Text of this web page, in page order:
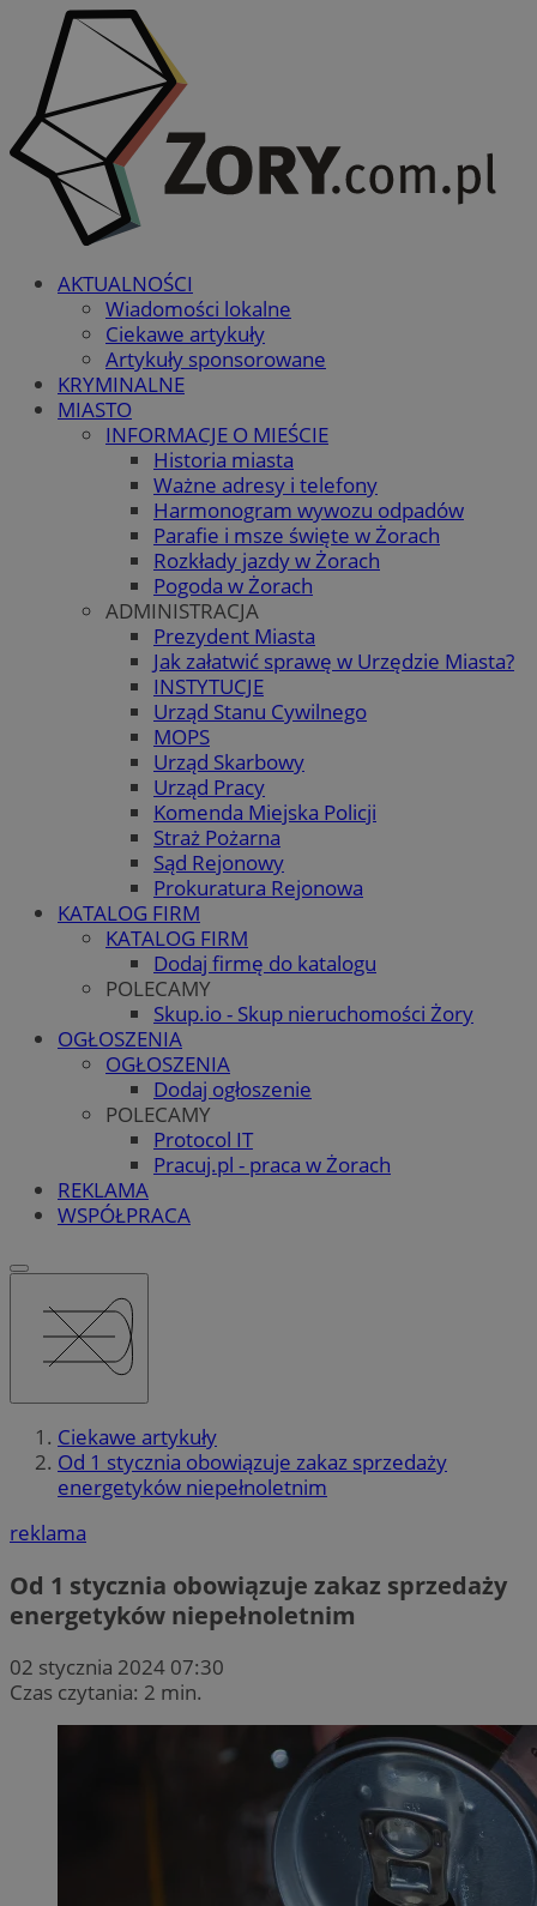
AKTUALNOŚCI
Wiadomości lokalne
Ciekawe artykuły
Artykuły sponsorowane
KRYMINALNE
MIASTO
INFORMACJE O MIEŚCIE
Historia miasta
Ważne adresy i telefony
Harmonogram wywozu odpadów
Parafie i msze święte w Żorach
Rozkłady jazdy w Żorach
Pogoda w Żorach
ADMINISTRACJA
Prezydent Miasta
Jak załatwić sprawę w Urzędzie Miasta?
INSTYTUCJE
Urząd Stanu Cywilnego
MOPS
Urząd Skarbowy
Urząd Pracy
Komenda Miejska Policji
Straż Pożarna
Sąd Rejonowy
Prokuratura Rejonowa
KATALOG FIRM
KATALOG FIRM
Dodaj firmę do katalogu
POLECAMY
Skup.io - Skup nieruchomości Żory
OGŁOSZENIA
OGŁOSZENIA
Dodaj ogłoszenie
POLECAMY
Protocol IT
Pracuj.pl - praca w Żorach
REKLAMA
WSPÓŁPRACA
Ciekawe artykuły
Od 1 stycznia obowiązuje zakaz sprzedaży
energetyków niepełnoletnim
reklama
Od 1 stycznia obowiązuje zakaz sprzedaży
energetyków niepełnoletnim
02 stycznia 2024 07:30
Czas czytania: 2 min.